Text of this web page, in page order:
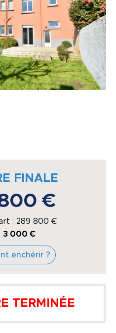
FINALE
€
: 289 800 €
3 000 €
enchérir ?
TERMINÉE